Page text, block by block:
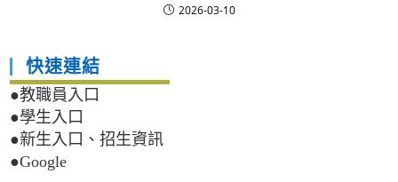
2026-03-10
快速連結
●教職員入口
●學生入口
●新生入口、招生資訊
●Google